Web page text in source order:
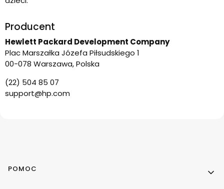
Producent
Hewlett Packard Development Company
Plac Marszałka Józefa Piłsudskiego 1
00-078 Warszawa, Polska
(22) 504 85 07
support@hp.com
Linki w stopce
POMOC